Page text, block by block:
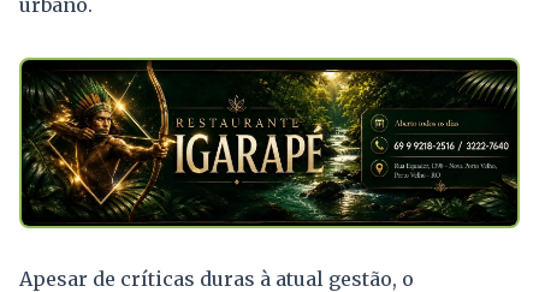
urbano.
Apesar de críticas duras à atual gestão, o